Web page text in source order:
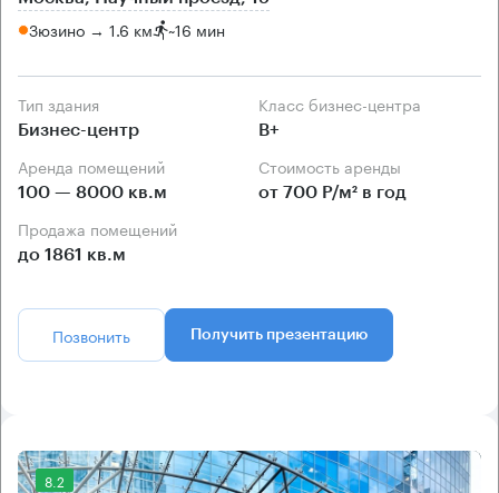
Зюзино → 1.6 км ~16 мин
Тип здания
Бизнес-центр
Класс бизнес-центра
B+
Аренда помещений
100 — 8000 кв.м
Стоимость аренды
от 700 Р/м² в год
Продажа помещений
до 1861 кв.м
Позвонить Получить презентацию
8.2